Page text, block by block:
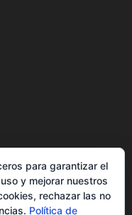
para garantizar el
y mejorar nuestros
rechazar las no
Política de